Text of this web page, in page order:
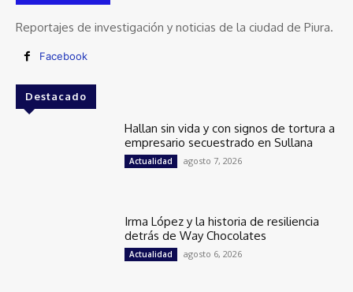
Reportajes de investigación y noticias de la ciudad de Piura.
Facebook
Destacado
Hallan sin vida y con signos de tortura a
empresario secuestrado en Sullana
Actualidad agosto 7, 2026
Irma López y la historia de resiliencia
detrás de Way Chocolates
Actualidad agosto 6, 2026